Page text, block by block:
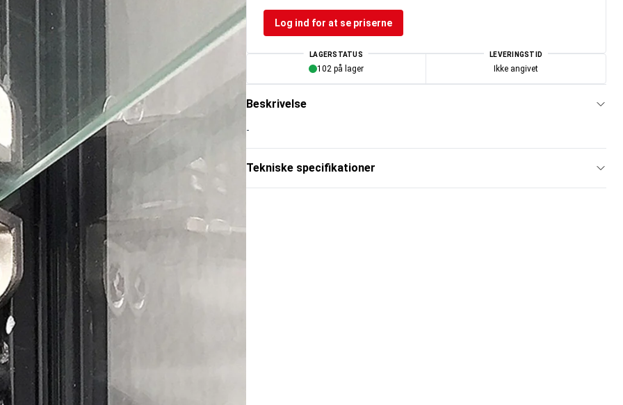
Log ind for at se priserne
LAGERSTATUS
102 på lager
LEVERINGSTID
Ikke angivet
Beskrivelse
-
Tekniske specifikationer